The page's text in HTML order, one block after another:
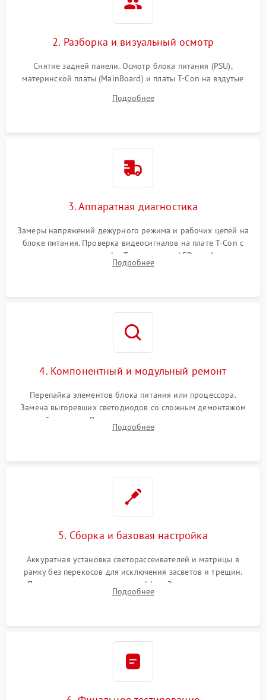
2. Разборка и визуальный осмотр
Снятие задней панели. Осмотр блока питания (PSU),
материнской платы (MainBoard) и платы T-Con на вздутые
Проверка надежности фиксации и целостности шлейфов.
Подробнее
3. Аппаратная диагностика
Замеры напряжений дежурного режима и рабочих цепей на
блоке питания. Проверка видеосигналов на плате T-Con с
помощью осциллографа. Тестирование LED-драйвера и
светодиодных планок подсветки мультиметром.
Подробнее
4. Компонентный и модульный ремонт
Перепайка элементов блока питания или процессора.
Замена выгоревших светодиодов со сложным демонтажом
хрупкой матрицы. Восстановление поврежденных дорожек,
прошивка микросхем памяти EEPROM
Подробнее
5. Сборка и базовая настройка
Аккуратная установка светорассеивателей и матрицы в
рамку без перекосов для исключения засветов и трещин.
Подключение внутренних шлейфов. Закрытие корпуса.
Сброс настроек и обновление программного обеспечения.
Подробнее